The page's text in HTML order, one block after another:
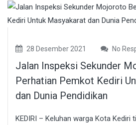
28 Desember 2021 No
Jalan Inspeksi Sekunder
Perhatian Pemkot Kediri
dan Dunia Pendidikan
KEDIRI – Keluhan warga Kota Kediri